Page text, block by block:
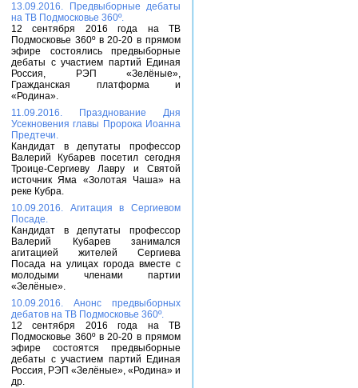
13.09.2016. Предвыборные дебаты
на ТВ Подмосковье 360º.
12 сентября 2016 года на ТВ
Подмосковье 360º в 20-20 в прямом
эфире состоялись предвыборные
дебаты с участием партий Единая
Россия, РЭП «Зелёные»,
Гражданская платформа и
«Родина».
11.09.2016. Празднование Дня
Усекновения главы Пророка Иоанна
Предтечи.
Кандидат в депутаты профессор
Валерий Кубарев посетил сегодня
Троице-Сергиеву Лавру и Святой
источник Яма «Золотая Чаша» на
реке Кубра.
10.09.2016. Агитация в Сергиевом
Посаде.
Кандидат в депутаты профессор
Валерий Кубарев занимался
агитацией жителей Сергиева
Посада на улицах города вместе с
молодыми членами партии
«Зелёные».
10.09.2016. Анонс предвыборных
дебатов на ТВ Подмосковье 360º.
12 сентября 2016 года на ТВ
Подмосковье 360º в 20-20 в прямом
эфире состоятся предвыборные
дебаты с участием партий Единая
Россия, РЭП «Зелёные», «Родина» и
др.